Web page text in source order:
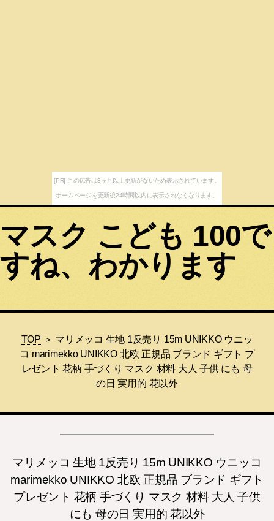
[PR] この広告は3ヶ月以上更新がないため表示されています。
ホームページを更新後24時間以内に表示されなくなります。
マスク こども 100で
すね、わかります
TOP ＞ マリメッコ 生地 1反売り 15m UNIKKO ウニッ
コ marimekko UNIKKO 北欧 正規品 ブランド ギフト プ
レゼント 花柄 手づくり マスク 材料 大人 子供 にも 母
の日 実用的 花以外
マリメッコ 生地 1反売り 15m UNIKKO ウニッコ
marimekko UNIKKO 北欧 正規品 ブランド ギフト
プレゼント 花柄 手づくり マスク 材料 大人 子供
にも 母の日 実用的 花以外